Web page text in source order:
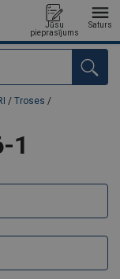
Jūsu
pieprasījums
Saturs
/ Troses /
1